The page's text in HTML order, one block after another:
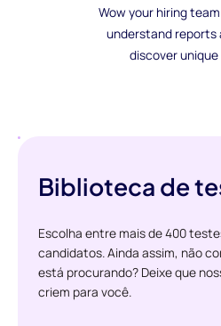
Wow your hiring
understand reports
discover
Biblioteca de
Escolha entre mais de 400
candidatos. Ainda assim, não
está procurando? Deixe que
criem para você.